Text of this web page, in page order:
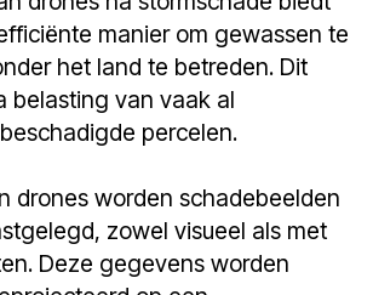
manier om gewassen te
het land te betreden. Dit
belasting van vaak al
percelen.
drones worden schadebeelden
zowel visueel als met
Deze gegevens worden